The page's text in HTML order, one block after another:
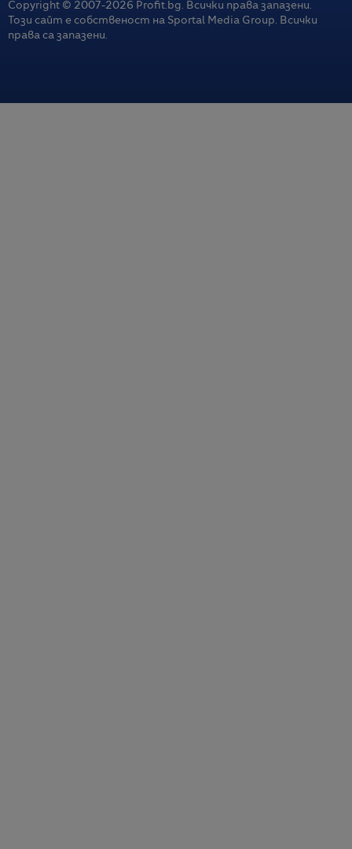
Copyright © 2007-2026 Profit.bg. Всички права запазени.
Този сайт е собственост на Sportal Media Group. Всички
права са запазени.